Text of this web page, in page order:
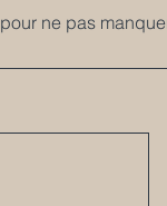
pour ne pas